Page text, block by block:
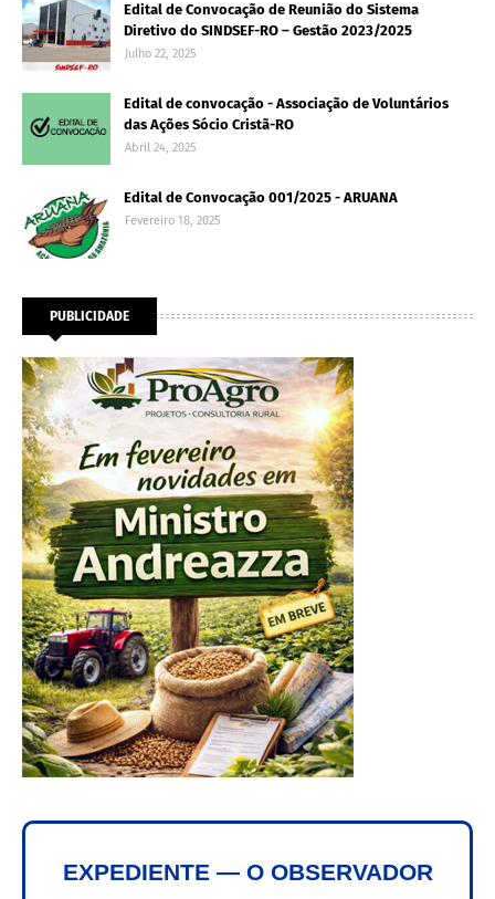
Edital de Convocação de Reunião do Sistema
Diretivo do SINDSEF-RO – Gestão 2023/2025
Julho 22, 2025
Edital de convocação - Associação de Voluntários
das Ações Sócio Cristã-RO
Abril 24, 2025
Edital de Convocação 001/2025 - ARUANA
Fevereiro 18, 2025
PUBLICIDADE
EXPEDIENTE — O OBSERVADOR